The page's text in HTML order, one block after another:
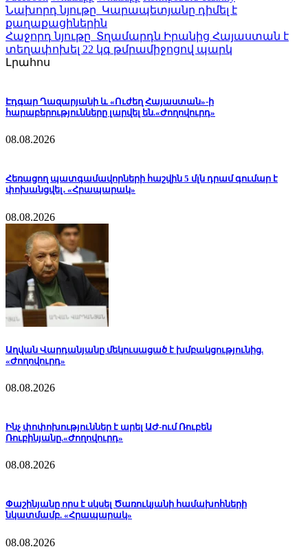
Նախորդ նյութը Կարապետյանը դիմել է
քաղաքացիներին
Հաջորդ նյութը Տղամարդն Իրանից Հայաստան է
տեղափոխել 22 կգ թմրամիջոցով պարկ
Լրահոս
Էդգար Ղազարյանի և «Ուժեղ Հայաստան»-ի
հարաբերությունները լարվել են.«Ժողովուրդ»
08.08.2026
Հեռացող պատգամավորների հաշվին 5 մլն դրամ գումար է
փոխանցվել․ «Հրապարակ»
08.08.2026
Աղվան Վարդանյանը մեկուսացած է խմբակցությունից.
«Ժողովուրդ»
08.08.2026
Ինչ փոփոխություններ է արել ԱԺ-ում Ռուբեն
Ռուբինյանը.«Ժողովուրդ»
08.08.2026
Փաշինյանը որս է սկսել Ծառուկյանի համախոհների
նկատմամբ. «Հրապարակ»
08.08.2026